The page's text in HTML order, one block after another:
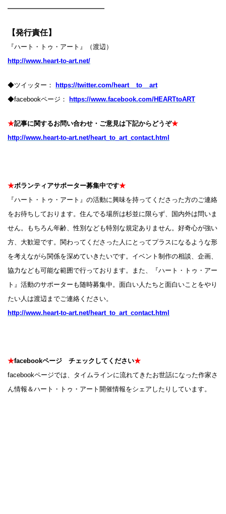
━━━━━━━━━━━━
【発行責任】
『ハート・トゥ・アート』（渡辺）
http://www.heart-to-art.net/
◆ツイッター： https://twitter.com/heart__to__art
◆facebookページ： https://www.facebook.com/HEARTtoART
★記事に関するお問い合わせ・ご意見は下記からどうぞ★
http://www.heart-to-art.net/heart_to_art_contact.html
★ボランティアサポーター募集中です★
『ハート・トゥ・アート』の活動に興味を持ってくださった方のご連絡
をお待ちしております。住んでる場所は杉並に限らず、国内外は問いま
せん。もちろん年齢、性別なども特別な規定ありません。好奇心が強い
方、大歓迎です。関わってくださった人にとってプラスになるような形
を考えながら関係を深めていきたいです。イベント制作の相談、企画、
協力なども可能な範囲で行っております。また、『ハート・トゥ・アー
ト』活動のサポーターも随時募集中。面白い人たちと面白いことをやり
たい人は渡辺までご連絡ください。
http://www.heart-to-art.net/heart_to_art_contact.html
★facebookページ チェックしてください★
facebookページでは、タイムラインに流れてきたお世話になった作家さ
ん情報＆ハート・トゥ・アート開催情報をシェアしたりしています。